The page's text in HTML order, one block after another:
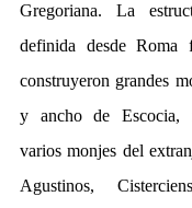
Gregoriana. La
definida desde Roma
construyeron grandes
y ancho de Escocia,
varios monjes del
Agustinos,